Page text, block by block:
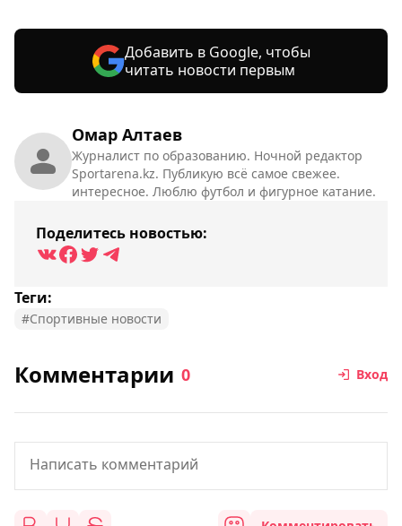
Омар Алтаев
Журналист по образованию. Ночной редактор
Sportarena.kz. Публикую всё самое свежее.
интересное. Люблю футбол и фигурное катание.
Поделитесь новостью:
Теги:
#Спортивные новости
Добавить в Google, чтобы
читать новости первым
Комментарии 0 Вход